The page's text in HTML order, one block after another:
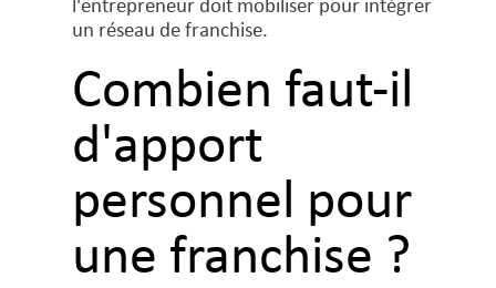
l'entrepreneur doit mobiliser pour intégrer
un réseau de franchise.
Combien faut-il
d'apport
personnel pour
une franchise ?